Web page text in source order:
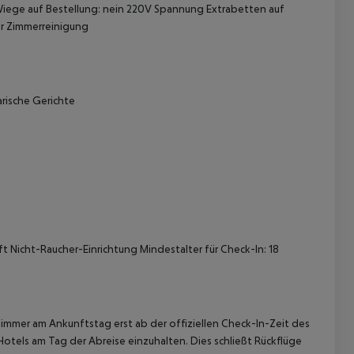
auf Bestellung: nein 220V Spannung Extrabetten auf
Zimmerreinigung
Gerichte
Nicht-Raucher-Einrichtung Mindestalter für Check-In: 18
am Ankunftstag erst ab der offiziellen Check-In-Zeit des
am Tag der Abreise einzuhalten. Dies schließt Rückflüge